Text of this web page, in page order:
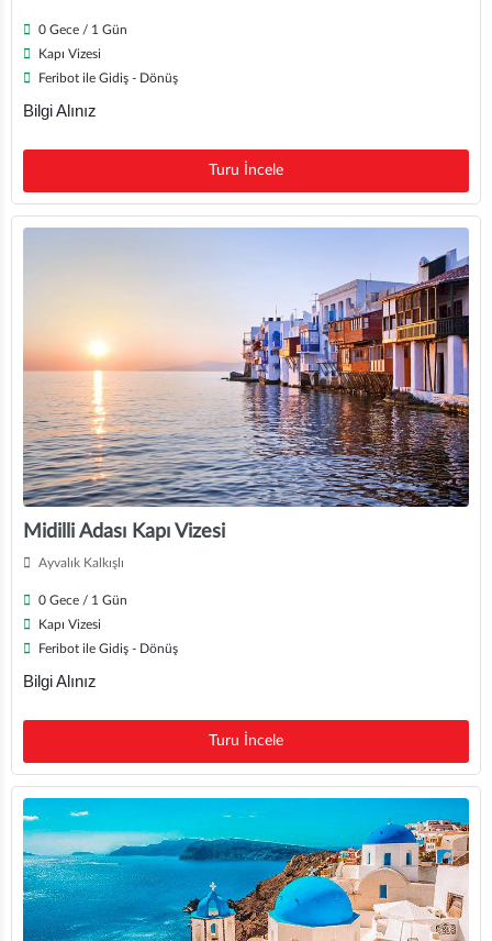
0 Gece / 1 Gün
Kapı Vizesi
Feribot ile Gidiş - Dönüş
Bilgi Alınız
Turu İncele
Midilli Adası Kapı Vizesi
Ayvalık Kalkışlı
0 Gece / 1 Gün
Kapı Vizesi
Feribot ile Gidiş - Dönüş
Bilgi Alınız
Turu İncele